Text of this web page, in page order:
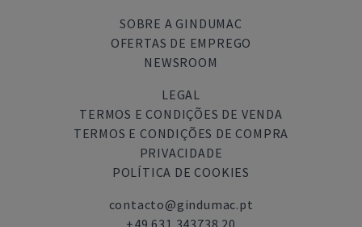
SOBRE A GINDUMAC
OFERTAS DE EMPREGO
NEWSROOM
LEGAL
TERMOS E CONDIÇÕES DE VENDA
TERMOS E CONDIÇÕES DE COMPRA
PRIVACIDADE
POLÍTICA DE COOKIES
contacto@gindumac.pt
+49 631 343738 20